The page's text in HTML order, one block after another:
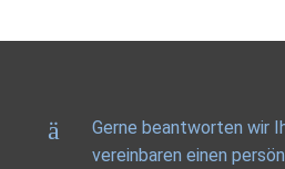
Gerne beantworten wir
vereinbaren einen